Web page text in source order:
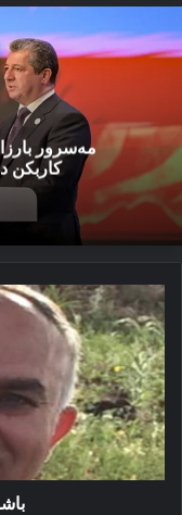
مەسرور
کاربکن
باشوور
و
باکور
و
پەکەکە